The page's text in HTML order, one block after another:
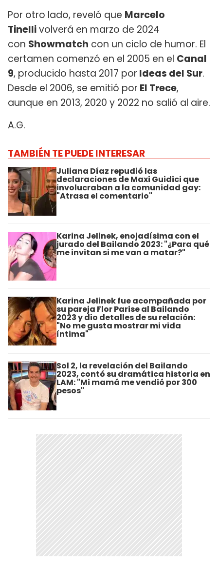
Por otro lado, reveló que Marcelo
Tinellivolverá en marzo de 2024
con Showmatch con un ciclo de humor. El
certamen comenzó en el 2005 en el Canal
9, producido hasta 2017 por Ideas del Sur.
Desde el 2006, se emitió por El Trece,
aunque en 2013, 2020 y 2022 no salió al aire.
A.G.
TAMBIÉN TE PUEDE INTERESAR
Juliana Díaz repudió las
declaraciones de Maxi Guidici que
involucraban a la comunidad gay:
"Atrasa el comentario"
Karina Jelinek, enojadísima con el
jurado del Bailando 2023: "¿Para qué
me invitan si me van a matar?"
Karina Jelinek fue acompañada por
su pareja Flor Parise al Bailando
2023 y dio detalles de su relación:
"No me gusta mostrar mi vida
íntima"
Sol 2, la revelación del Bailando
2023, contó su dramática historia en
LAM: "Mi mamá me vendió por 300
pesos"